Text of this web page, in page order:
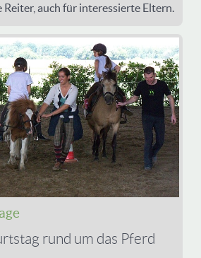
auch für interessierte Eltern.
rund um das Pferd